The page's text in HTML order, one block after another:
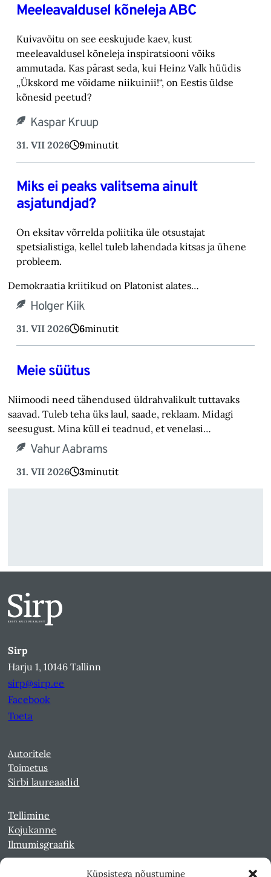
Küpsistega nõustumine
Meeleavaldusel kõneleja ABC
Kuivavõitu on see eeskujude kaev, kust
meeleavaldusel kõneleja inspiratsiooni võiks
ammutada. Kas pärast seda, kui Heinz Valk hüüdis
„Ükskord me võidame niikuinii!“, on Eestis üldse
kõnesid peetud?
Kaspar Kruup
31. VII 2026 9minutit
Miks ei peaks valitsema ainult
asjatundjad?
On eksitav võrrelda poliitika üle otsustajat
spetsialistiga, kellel tuleb lahendada kitsas ja ühene
probleem.
Demokraatia kriitikud on Platonist alates…
Holger Kiik
31. VII 2026 6minutit
Meie süütus
Niimoodi need tähendused üldrahvalikult tuttavaks
saavad. Tuleb teha üks laul, saade, reklaam. Midagi
seesugust. Mina küll ei teadnud, et venelasi…
Vahur Aabrams
31. VII 2026 3minutit
Sirp
Harju 1, 10146 Tallinn
sirp@sirp.ee
Facebook
Toeta
Autoritele
Toimetus
Sirbi laureaadid
Tellimine
Kojukanne
Ilmumisgraafik